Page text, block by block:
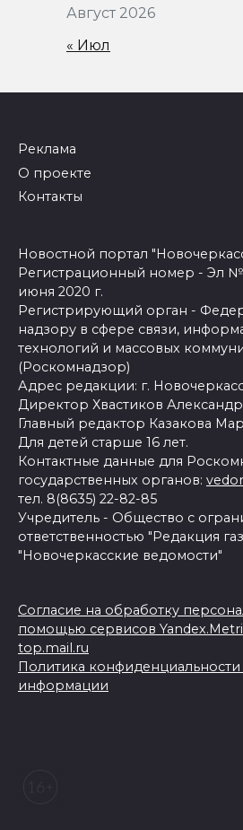
Август 2026
« Июл
Реклама
О проекте
Контакты
Новостной портал
Регистрационный номер - Эл №
июня 2020 г.
Регистрирующий орган -
надзору в сфере связи,
технологий и массовых
(Роскомнадзор)
Адрес редакции: г.
Директор Хвастиков
Главный редактор Казакова
Для детей старше 16 лет.
Контактные данные для
государственных органов:
тел. 8(8635) 22-82-85
Учредитель - Общество с
ответственностью "Редакция
"Новочеркасские ведомости"
Согласие на обработку
помощью сервисов
top.mail.ru
Политика
информации